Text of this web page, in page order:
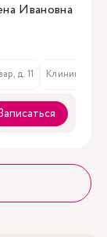
Ивановна
д. 11 Клиника на